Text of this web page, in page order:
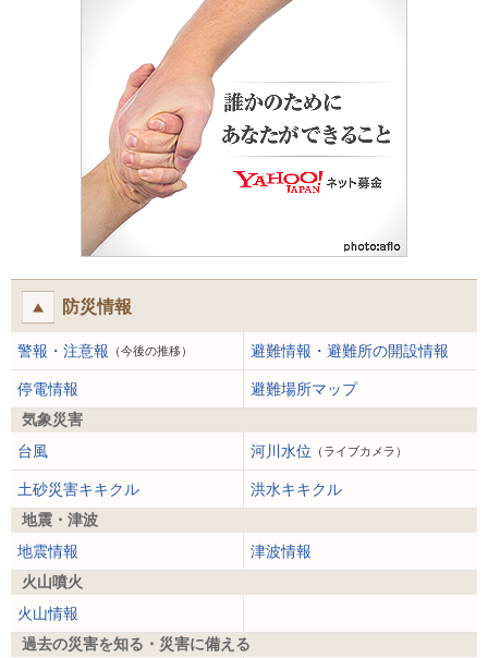
防災情報
警報・注意報 （今後の推移） 避難情報・避難所の開設情報
停電情報
避難場所マップ
気象災害
台風
河川水位 （ライブカメラ）
土砂災害キキクル
洪水キキクル
地震・津波
地震情報
津波情報
火山噴火
火山情報
過去の災害を知る・災害に備える